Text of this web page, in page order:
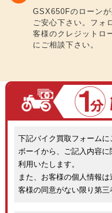
GSX650Fのローン
ご安心下さい。フォ
客様のクレジットロ
にご相談下さい。
下記バイク買取フォーム
ボーイから、ご記入内容
利用いたします。
また、お客様の個人情報
客様の同意がない限り第三